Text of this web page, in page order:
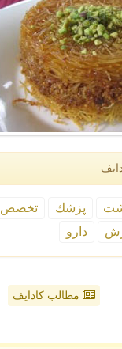
پزشك تخصص
دارو
مطالب کادایف